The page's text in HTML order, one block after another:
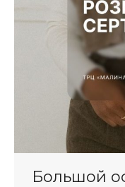
Большой